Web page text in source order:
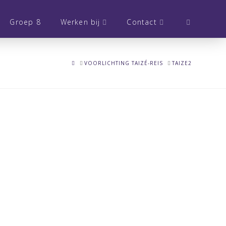
Groep 8 Werken bij Contact
HOMEVOORLICHTING TAIZÉ-REIS TAIZE2